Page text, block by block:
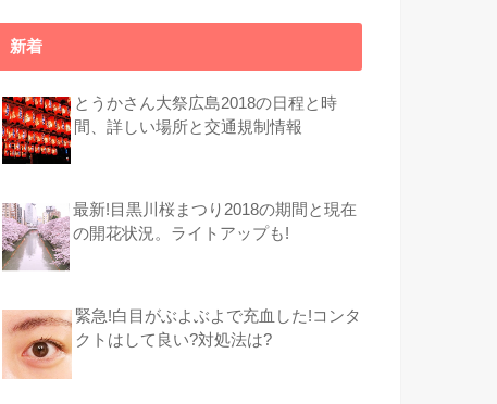
新着
とうかさん大祭広島2018の日程と時
間、詳しい場所と交通規制情報
最新!目黒川桜まつり2018の期間と現在
の開花状況。ライトアップも!
緊急!白目がぶよぶよで充血した!コンタ
クトはして良い?対処法は?